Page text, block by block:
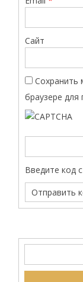
Сайт
Сохранить
браузере
Введите код